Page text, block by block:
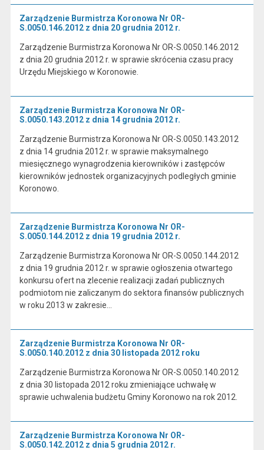
Zarządzenie Burmistrza Koronowa Nr OR-
S.0050.146.2012 z dnia 20 grudnia 2012 r.
Zarządzenie Burmistrza Koronowa Nr OR-S.0050.146.2012
z dnia 20 grudnia 2012 r. w sprawie skrócenia czasu pracy
Urzędu Miejskiego w Koronowie.
Zarządzenie Burmistrza Koronowa Nr OR-
S.0050.143.2012 z dnia 14 grudnia 2012 r.
Zarządzenie Burmistrza Koronowa Nr OR-S.0050.143.2012
z dnia 14 grudnia 2012 r. w sprawie maksymalnego
miesięcznego wynagrodzenia kierowników i zastępców
kierowników jednostek organizacyjnych podległych gminie
Koronowo.
Zarządzenie Burmistrza Koronowa Nr OR-
S.0050.144.2012 z dnia 19 grudnia 2012 r.
Zarządzenie Burmistrza Koronowa Nr OR-S.0050.144.2012
z dnia 19 grudnia 2012 r. w sprawie ogłoszenia otwartego
konkursu ofert na zlecenie realizacji zadań publicznych
podmiotom nie zaliczanym do sektora finansów publicznych
w roku 2013 w zakresie…
Zarządzenie Burmistrza Koronowa Nr OR-
S.0050.140.2012 z dnia 30 listopada 2012 roku
Zarządzenie Burmistrza Koronowa Nr OR-S.0050.140.2012
z dnia 30 listopada 2012 roku zmieniające uchwałę w
sprawie uchwalenia budżetu Gminy Koronowo na rok 2012.
Zarządzenie Burmistrza Koronowa Nr OR-
S.0050.142.2012 z dnia 5 grudnia 2012 r.